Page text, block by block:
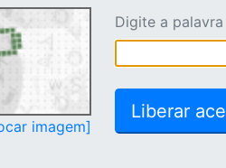
imagem]
Digite a